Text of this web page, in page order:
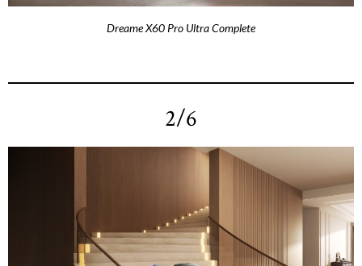
Dreame X60 Pro Ultra Complete
2/6